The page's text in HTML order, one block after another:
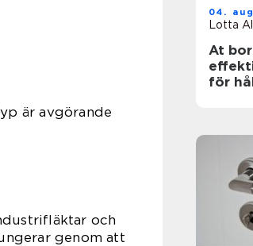
är avgörande
och
genom att
04.
Lotta
At
för